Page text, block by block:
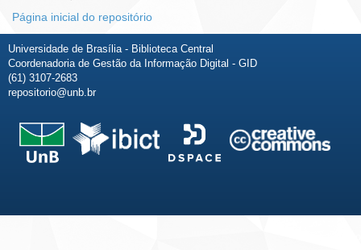
Página inicial do repositório
Universidade de Brasília - Biblioteca Central
Coordenadoria de Gestão da Informação Digital - GID
(61) 3107-2683
repositorio@unb.br